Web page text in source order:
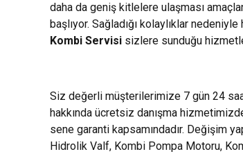
daha da geniş kitlelere ulaşması
başlıyor. Sağladığı kolaylıklar
Kombi Servisi sizlere sunduğu
Siz değerli müşterilerimize 7 gün 24
hakkında ücretsiz danışma
sene garanti kapsamındadır. Değişim
Hidrolik Valf, Kombi Pompa Motoru,